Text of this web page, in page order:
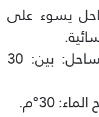
يسوء على
الرطوبة النسبية على الساحل: بين: 30
30°م.